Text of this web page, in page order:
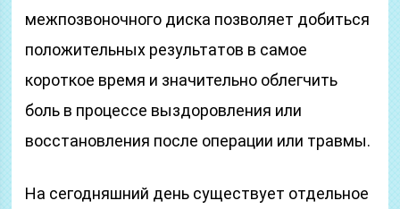
межпозвоночного диска позволяет добиться
положительных результатов в самое
короткое время и значительно облегчить
боль в процессе выздоровления или
восстановления после операции или травмы.
На сегодняшний день существует отдельное